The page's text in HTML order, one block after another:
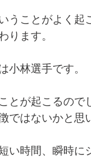
うことがよく
ります。
小林選手です。
とが起こるの
ではないかと思
い時間、瞬時に